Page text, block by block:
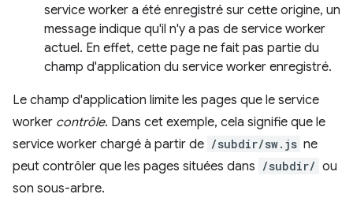
service worker a été enregistré sur cette origine, un
message indique qu'il n'y a pas de service worker
actuel. En effet, cette page ne fait pas partie du
champ d'application du service worker enregistré.
Le champ d'application limite les pages que le service
worker contrôle. Dans cet exemple, cela signifie que le
service worker chargé à partir de /subdir/sw.js ne
peut contrôler que les pages situées dans /subdir/ ou
son sous-arbre.